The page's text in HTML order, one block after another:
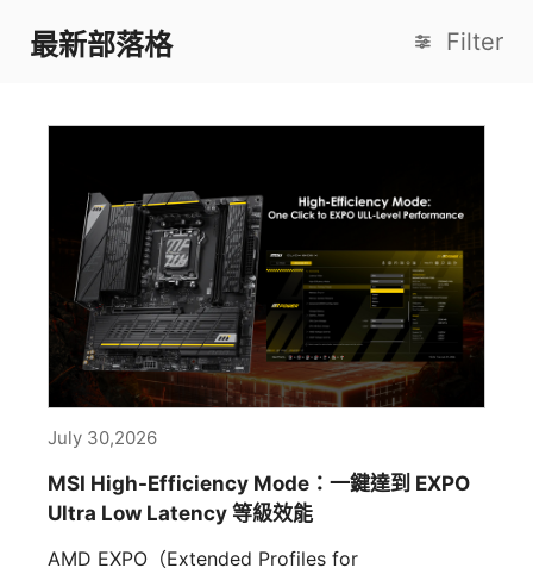
最新部落格 Filter
July 30,2026
MSI High-Efficiency Mode：一鍵達到 EXPO
Ultra Low Latency 等級效能
AMD EXPO（Extended Profiles for